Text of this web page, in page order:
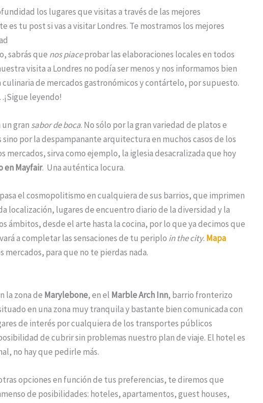
los lugares que visitas a través de las mejores
es tu post si vas a visitar Londres. Te mostramos los mejores
sabrás que nos piaceprobar las elaboraciones locales en todos
visita a Londres no podía ser menos y nos informamos bien
de mercados gastronómicos y contártelo, por supuesto.
leyendo!
gran sabor de boca. No sólo por la gran variedad de platos e
sino por la despampanante arquitectura en muchos casos de los
mercados, sirva como ejemplo, la iglesia desacralizada que hoy
en Mayfair. Una auténtica locura.
el cosmopolitismo en cualquiera de sus barrios, que imprimen
localización, lugares de encuentro diario de la diversidad y la
ámbitos, desde el arte hasta la cocina, por lo que ya decimos que
a completar las sensaciones de tu periplo in the city. Mapa
para que no te pierdas nada.
la zona de Marylebone, en el Marble Arch Inn, barrio fronterizo
en una zona muy tranquila y bastante bien comunicada con
de interés por cualquiera de los transportes públicos
de cubrir sin problemas nuestro plan de viaje. El hotel es
no hay que pedirle más.
opciones en función de tus preferencias, te diremos que
de posibilidades: hoteles, apartamentos, guest houses,